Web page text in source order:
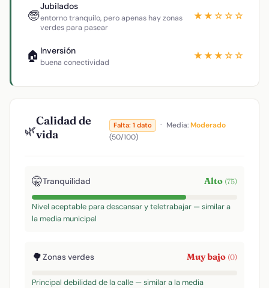
🧓
Jubilados
entorno tranquilo, pero apenas hay zonas
verdes para pasear
★★☆☆☆
🏠 Inversión
buena conectividad
★★★☆☆
🌿
Calidad de
vida
Falta: 1 dato · Media:Moderado
(50/100)
🤫Tranquilidad Alto (75)
Nivel aceptable para descansar y teletrabajar — similar a
la media municipal
🌳Zonas verdes Muy bajo (0)
Principal debilidad de la calle — similar a la media